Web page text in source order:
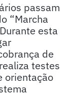
passam
“Marcha
esta
de
testes
orientação